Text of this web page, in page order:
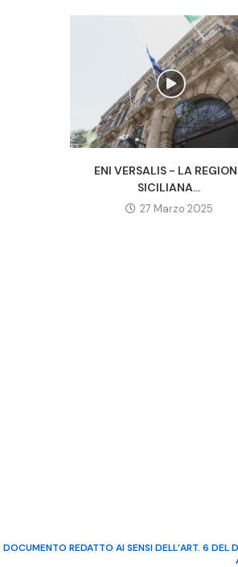
ENI VERSALIS - LA
SICILIANA...
27 Marzo 2025
DOCUMENTO REDATTO AI SENSI DELL’ART. 6